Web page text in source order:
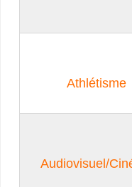
Athlétisme
Audiovisuel/